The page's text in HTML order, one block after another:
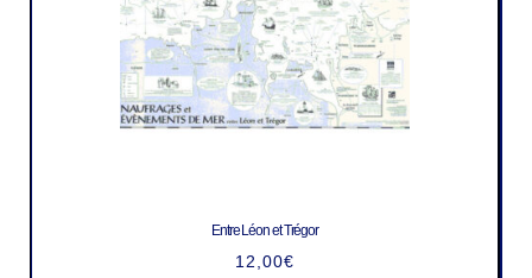
Entre Léon et Trégor
12,00€